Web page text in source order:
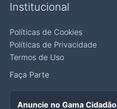
Institucional
Políticas de Cookies
Políticas de Privacidade
Termos de Uso
Faça Parte
Anuncie no Gama Cidadão